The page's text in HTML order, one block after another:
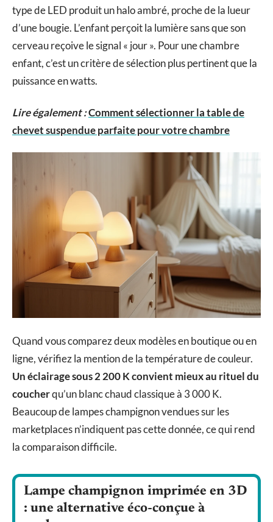
type de LED produit un halo ambré, proche de la lueur
d’une bougie. L’enfant perçoit la lumière sans que son
cerveau reçoive le signal « jour ». Pour une chambre
enfant, c’est un critère de sélection plus pertinent que la
puissance en watts.
Lire également :Comment sélectionner la table de
chevet suspendue parfaite pour votre chambre
Quand vous comparez deux modèles en boutique ou en
ligne, vérifiez la mention de la température de couleur.
Un éclairage sous 2 200 K convient mieux au rituel du
coucherqu’un blanc chaud classique à 3 000 K.
Beaucoup de lampes champignon vendues sur les
marketplaces n’indiquent pas cette donnée, ce qui rend
la comparaison difficile.
Lampe champignon imprimée en 3D
: une alternative éco-conçue à